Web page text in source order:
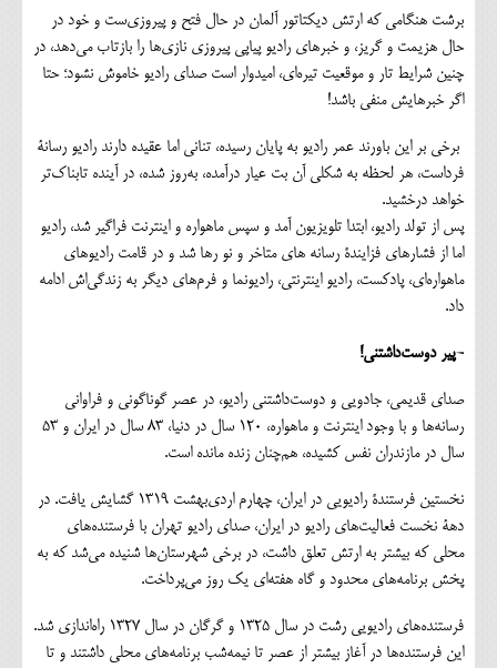
برشت هنگامی که ارتش دیکتاتور آلمان در حال فتح و پیروزی‌ست و خود در
حال هزیمت و گریز، و خبرهای رادیو پیاپی پیروزی نازی‌ها را بازتاب می‌دهد، در
چنین شرایط تار و موقعیت تیره‌ای، امیدوار است صدای رادیو خاموش نشود؛ حتا
اگر خبرهایش منفی باشد!
برخی بر این باورند عمر رادیو به پایان رسیده، تنانی اما عقیده دارند رادیو رسانۀ
فرداست، هر لحظه به شکلی آن بت عیار درآمده، به‌روز شده، در آینده تابناک‌تر
خواهد درخشید.
پس از تولد رادیو، ابتدا تلویزیون آمد و سپس ماهواره و اینترنت فراگیر شد، رادیو
اما از فشارهای فزایندۀ رسانه های متاخر و نو رها شد و در قامت رادیوهای
ماهواره‌ای، پادکست، رادیو اینترنتی، رادیونما و فرم‌های دیگر به زندگی‌اش ادامه
داد.
-پیر دوست‌داشتنی!
صدای قدیمی، جادویی و دوست‌داشتنی رادیو، در عصر گوناگونی و فراوانی
رسانه‌ها و با وجود اینترنت و ماهواره، 120 سال در دنیا، 83 سال در ایران و 53
سال در مازندران نفس کشیده، هم‌چنان زنده مانده است.
نخستین فرستندۀ رادیویی در ایران، چهارم اردی‌بهشت 1319 گشایش یافت. در
دهۀ نخست فعالیت‌های رادیو در ایران، صدای رادیو تهران با فرستنده‌های
محلی که بیشتر به ارتش تعلق داشت، در برخی شهرستان‌ها شنیده می‌شد که به
پخش برنامه‌های محدود و گاه هفته‌ای یک روز می‌پرداخت.
فرستنده‌های رادیویی رشت در سال 1325 و گرگان در سال 1327 راه‌اندازی شد.
این فرستنده‌ها در آغاز بیشتر از عصر تا نیمه‌شب برنامه‌های محلی داشتند و تا